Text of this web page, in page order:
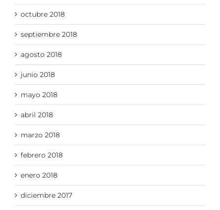
octubre 2018
septiembre 2018
agosto 2018
junio 2018
mayo 2018
abril 2018
marzo 2018
febrero 2018
enero 2018
diciembre 2017